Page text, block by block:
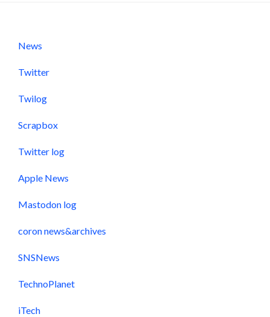
News
Twitter
Twilog
Scrapbox
Twitter log
Apple News
Mastodon log
coron news&archives
SNSNews
TechnoPlanet
iTech